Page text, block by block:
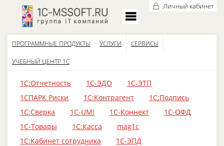
Личный кабинет
ПРОГРАММНЫЕ ПРОДУКТЫ УСЛУГИ СЕРВИСЫ
УЧЕБНЫЙ ЦЕНТР 1С
1С:Отчетность 1С-ЭДО
1С-ЭТП
1СПАРК Риски
1С:Контрагент
1С:Подпись
1С:Сверка
1С-UMI 1С-Коннект
1С-ОФД
1С-Товары
1С:Касса
mag1c
1С:Кабинет сотрудника
1С-ЭПД